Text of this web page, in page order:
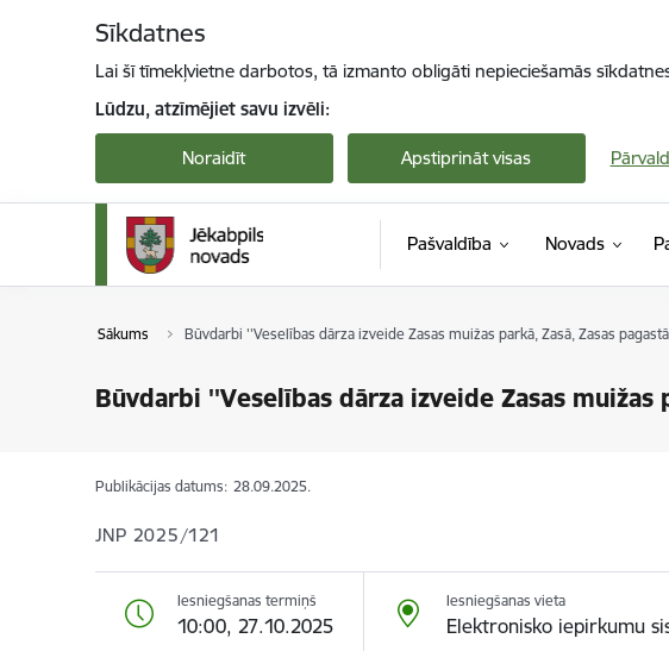
Sīkdatnes
Lai šī tīmekļvietne darbotos, tā izmanto obligāti nepieciešamās
Lūdzu, atzīmējiet savu izvēli:
Noraidīt Apstiprināt visas
Pašvaldība Novads
Sākums Būvdarbi ''Veselības dārza izveide Zasas muižas parkā, Zasā, Zasas
Būvdarbi ''Veselības dārza izveide Zasas muižas
Publikācijas datums: 28.09.2025.
JNP 2025/121
Iesniegšanas termiņš
10:00, 27.10.2025
Iesniegšanas vieta
Elektronisko iepirkumu